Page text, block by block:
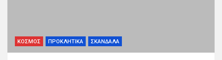
ΚΟΣΜΟΣ ΠΡΟΚΛΗΤΙΚΑ ΣΚΑΝΔΑΛΑ